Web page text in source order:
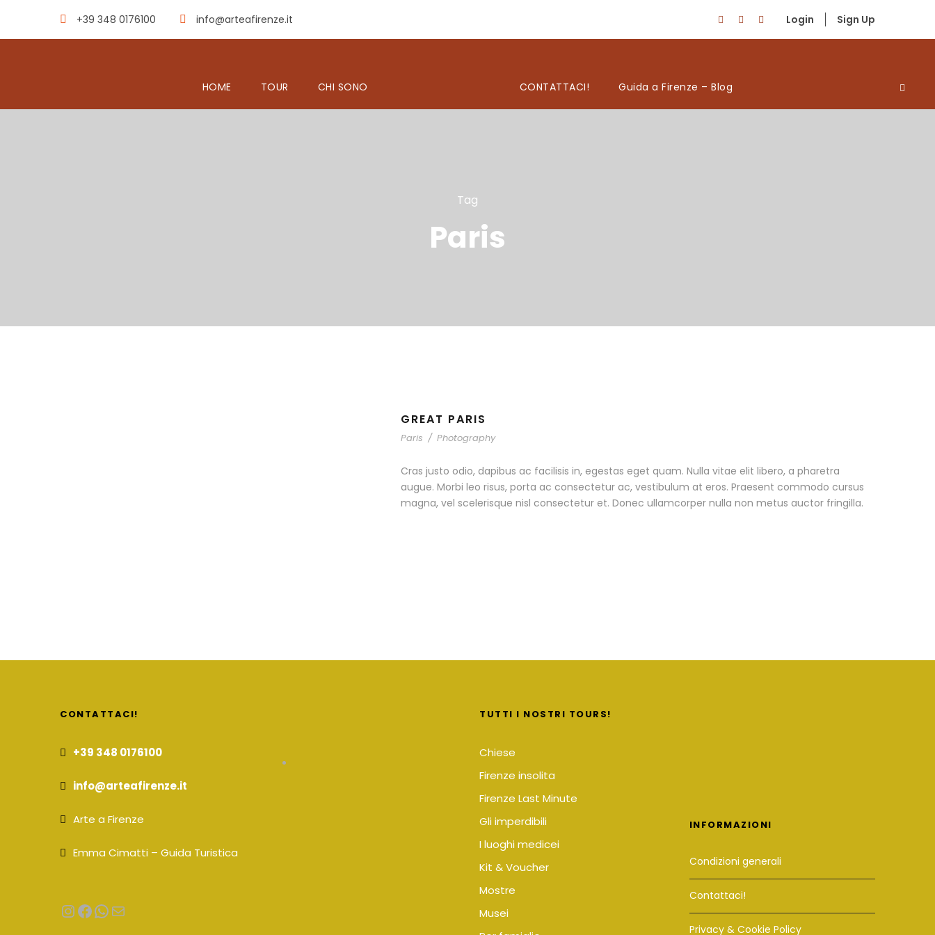
+39 348 0176100 info@arteafirenze.it Login Sign Up
HOME TOUR CHI SONO CONTATTACI! Guida a Firenze – Blog
Tag
Paris
GREAT PARIS
Paris / Photography
Cras justo odio, dapibus ac facilisis in, egestas eget quam. Nulla vitae elit libero, a pharetra
augue. Morbi leo risus, porta ac consectetur ac, vestibulum at eros. Praesent commodo cursus
magna, vel scelerisque nisl consectetur et. Donec ullamcorper nulla non metus auctor fringilla.
CONTATTACI!
+39 348 0176100
info@arteafirenze.it
Arte a Firenze
Emma Cimatti – Guida Turistica
InstagramFacebook WhatsApp Email
TUTTI I NOSTRI TOURS!
Chiese
Firenze insolita
Firenze Last Minute
Gli imperdibili
I luoghi medicei
Kit & Voucher
Mostre
Musei
INFORMAZIONI
Condizioni generali
Contattaci!
Privacy & Cookie Policy